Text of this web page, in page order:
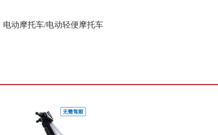
电动摩托车/电动轻便摩托车